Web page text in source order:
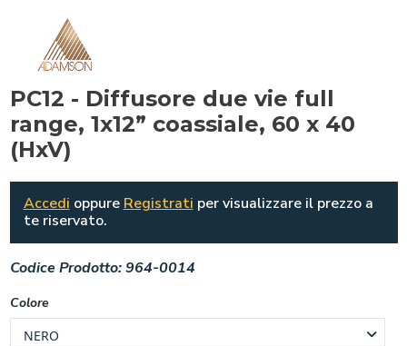
PC12 - Diffusore due vie full
range, 1x12” coassiale, 60 x 40
(HxV)
Accedi oppure Registrati per visualizzare il prezzo a
te riservato.
Codice Prodotto: 964-0014
Colore